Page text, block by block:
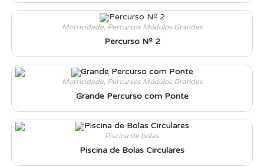
Motricidade, Percursos Módulos Grandes
Percurso Nº 2
Motricidade, Percursos Módulos Grandes
Grande Percurso com Ponte
Piscina de bolas
Piscina de Bolas Circulares